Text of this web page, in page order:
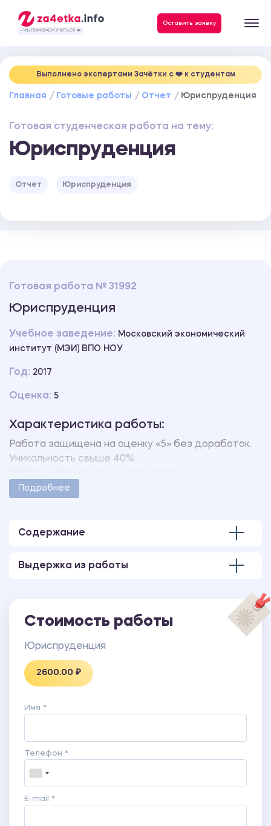
- МЫ ПОМОГАЕМ УЧИТЬСЯ ❤️
Оставить заявку
Выполнено экспертами Зачётки c ❤️ к студентам
Главная Готовые работы Отчет Юриспруденция
Готовая студенческая работа на тему:
Юриспруденция
Отчет Юриспруденция
Готовая работа № 31992
Юриспруденция
Учебное заведение: Московский экономический
институт (МЭИ) ВПО НОУ
Год: 2017
Оценка: 5
Характеристика работы:
Работа защищена на оценку «5» без доработок.
Уникальность свыше 40%.
методическими указаниями учебного заведения.
Дневник о прохождении практики
Подробнее
Содержание
Выдержка из работы
Стоимость работы
Юриспруденция
2600.00 ₽
Имя *
Телефон *
E-mail *